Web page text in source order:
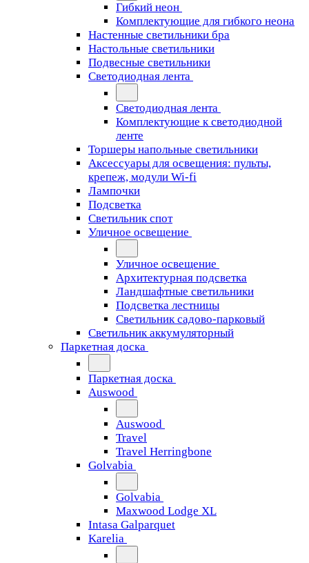
Гибкий неон
Комплектующие для гибкого неона
Настенные светильники бра
Настольные светильники
Подвесные светильники
Светодиодная лента
Светодиодная лента
Комплектующие к светодиодной
ленте
Торшеры напольные светильники
Аксессуары для освещения: пульты,
крепеж, модули Wi-fi
Лампочки
Подсветка
Светильник спот
Уличное освещение
Уличное освещение
Архитектурная подсветка
Ландшафтные светильники
Подсветка лестницы
Светильник садово-парковый
Светильник аккумуляторный
Паркетная доска
Паркетная доска
Auswood
Auswood
Travel
Travel Herringbone
Golvabia
Golvabia
Maxwood Lodge XL
Intasa Galparquet
Karelia